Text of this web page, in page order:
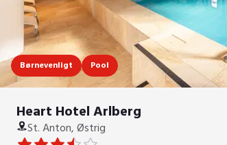
Børnevenligt Pool
Heart Hotel Arlberg
St. Anton, Østrig